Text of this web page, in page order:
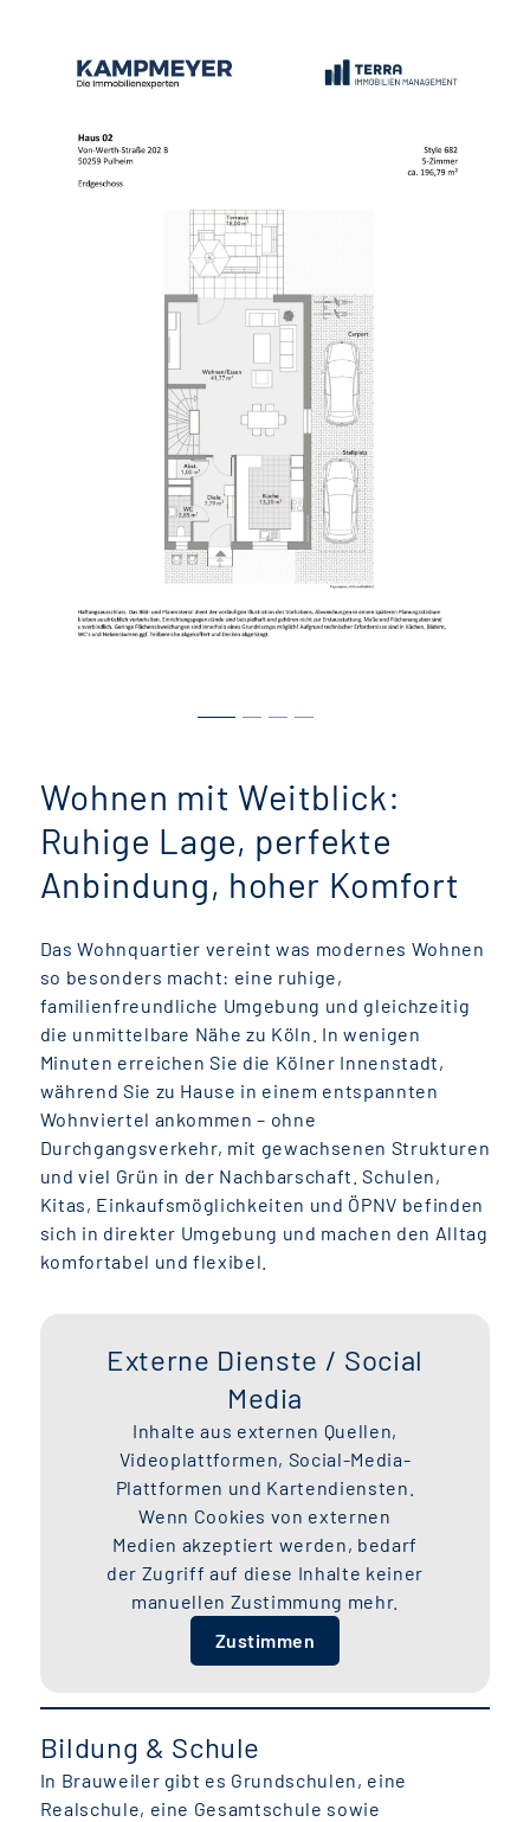
Wohnen mit Weitblick:
Ruhige Lage, perfekte
Anbindung, hoher Komfort
Das Wohnquartier vereint was modernes Wohnen
so besonders macht: eine ruhige,
familienfreundliche Umgebung und gleichzeitig
die unmittelbare Nähe zu Köln. In wenigen
Minuten erreichen Sie die Kölner Innenstadt,
während Sie zu Hause in einem entspannten
Wohnviertel ankommen – ohne
Durchgangsverkehr, mit gewachsenen Strukturen
und viel Grün in der Nachbarschaft. Schulen,
Kitas, Einkaufsmöglichkeiten und ÖPNV befinden
sich in direkter Umgebung und machen den Alltag
komfortabel und flexibel.
Externe Dienste / Social
Media
Inhalte aus externen Quellen,
Videoplattformen, Social-Media-
Plattformen und Kartendiensten.
Wenn Cookies von externen
Medien akzeptiert werden, bedarf
der Zugriff auf diese Inhalte keiner
manuellen Zustimmung mehr.
Zustimmen
Bildung & Schule
In Brauweiler gibt es Grundschulen, eine
Realschule, eine Gesamtschule sowie